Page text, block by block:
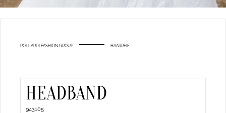
POLLARDI FASHION GROUP HAARREIF
HEADBAND
943105